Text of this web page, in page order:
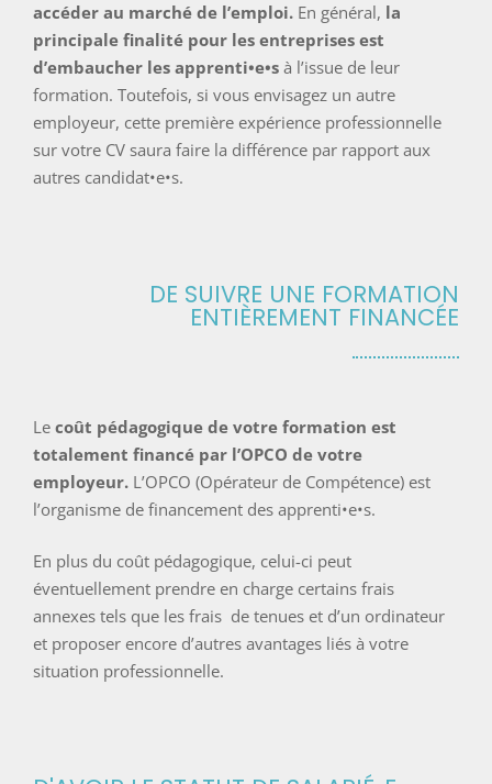
accéder au marché de l’emploi. En général, la
principale finalité pour les entreprises est
d’embaucher les apprenti•e•s à l’issue de leur
formation. Toutefois, si vous envisagez un autre
employeur, cette première expérience professionnelle
sur votre CV saura faire la différence par rapport aux
autres candidat•e•s.
DE SUIVRE UNE FORMATION
ENTIÈREMENT FINANCÉE
Le coût pédagogique de votre formation est
totalement financé par l’OPCO de votre
employeur. L’OPCO (Opérateur de Compétence) est
l’organisme de financement des apprenti•e•s.
En plus du coût pédagogique, celui-ci peut
éventuellement prendre en charge certains frais
annexes tels que les frais de tenues et d’un ordinateur
et proposer encore d’autres avantages liés à votre
situation professionnelle.